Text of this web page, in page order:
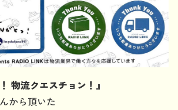
物流クエスチョン！』
から頂いた